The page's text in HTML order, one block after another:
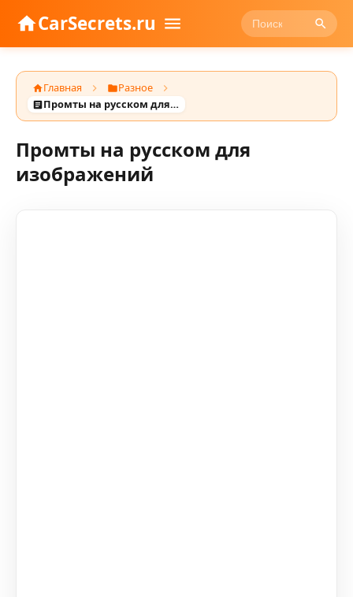
CarSecrets.ru
Главная
Разное
Промты на русском для изображений
Промты на русском для
изображений